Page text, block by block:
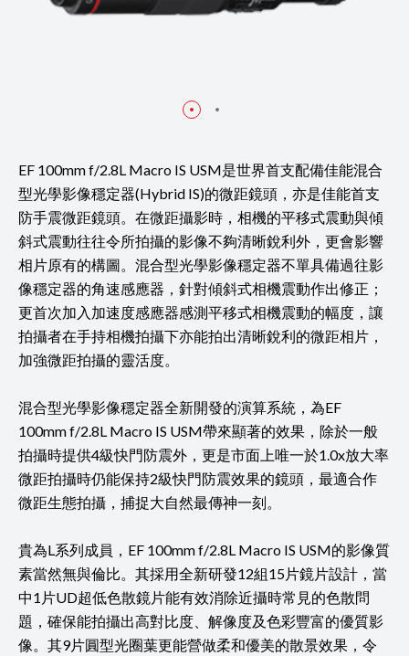
EF 100mm f/2.8L Macro IS USM是世界首支配備佳能混合
型光學影像穩定器(Hybrid IS)的微距鏡頭，亦是佳能首支
防手震微距鏡頭。在微距攝影時，相機的平移式震動與傾
斜式震動往往令所拍攝的影像不夠清晰銳利外，更會影響
相片原有的構圖。混合型光學影像穩定器不單具備過往影
像穩定器的角速感應器，針對傾斜式相機震動作出修正；
更首次加入加速度感應器感測平移式相機震動的幅度，讓
拍攝者在手持相機拍攝下亦能拍出清晰銳利的微距相片，
加強微距拍攝的靈活度。
混合型光學影像穩定器全新開發的演算系統，為EF
100mm f/2.8L Macro IS USM帶來顯著的效果，除於一般
拍攝時提供4級快門防震外，更是市面上唯一於1.0x放大率
微距拍攝時仍能保持2級快門防震效果的鏡頭，最適合作
微距生態拍攝，捕捉大自然最傳神一刻。
貴為L系列成員，EF 100mm f/2.8L Macro IS USM的影像質
素當然無與倫比。其採用全新研發12組15片鏡片設計，當
中1片UD超低色散鏡片能有效消除近攝時常見的色散問
題，確保能拍攝出高對比度、解像度及色彩豐富的優質影
像。其9片圓型光圈葉更能營做柔和優美的散景效果，令